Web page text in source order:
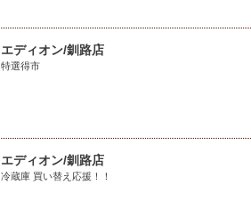
エディオン/釧路店
特選得市
エディオン/釧路店
冷蔵庫 買い替え応援！！